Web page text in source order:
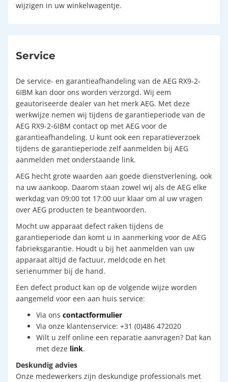
wijzigen in uw winkelwagentje.
Service
De service- en garantieafhandeling van de AEG RX9-2-
6IBM kan door ons worden verzorgd. Wij eem
geautoriseerde dealer van het merk AEG. Met deze
werkwijze nemen wij tijdens de garantieperiode van de
AEG RX9-2-6IBM contact op met AEG voor de
garantieafhandeling. U kunt ook een reparatieverzoek
tijdens de garantieperiode zelf aanmelden bij AEG
aanmelden met onderstaande link.
AEG hecht grote waarden aan goede dienstverlening, ook
na uw aankoop. Daarom staan zowel wij als de AEG elke
werkdag van 09:00 tot 17:00 uur klaar om al uw vragen
over AEG producten te beantwoorden.
Mocht uw apparaat defect raken tijdens de
garantieperiode dan komt u in aanmerking voor de AEG
fabrieksgarantie. Houdt u bij het aanmelden van uw
apparaat altijd de factuur, meldcode en het
serienummer bij de hand.
Een defect product kan op de volgende wijze worden
aangemeld voor een aan huis service:
Via ons contactformulier
Via onze klantenservice: +31 (0)486 472020
Wilt u zelf online een reparatie aanvragen? Dat kan
met deze link.
Deskundig advies
Onze medewerkers zijn deskundige professionals met